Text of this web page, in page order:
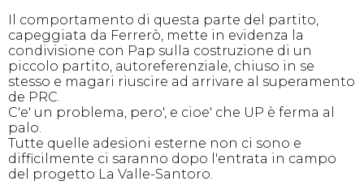
Il comportamento di questa parte del partito,
capeggiata da Ferrerò, mette in evidenza la
condivisione con Pap sulla costruzione di un
piccolo partito, autoreferenziale, chiuso in se
stesso e magari riuscire ad arrivare al superamento
de PRC.
C'e' un problema, pero', e cioe' che UP è ferma al
palo.
Tutte quelle adesioni esterne non ci sono e
difficilmente ci saranno dopo l'entrata in campo
del progetto La Valle-Santoro.